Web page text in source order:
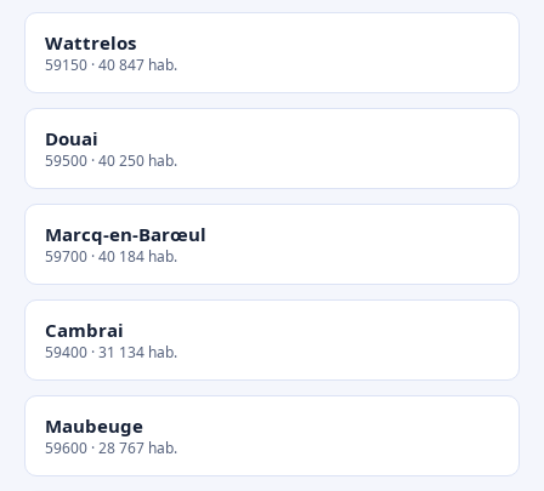
Wattrelos
59150 · 40 847 hab.
Douai
59500 · 40 250 hab.
Marcq-en-Barœul
59700 · 40 184 hab.
Cambrai
59400 · 31 134 hab.
Maubeuge
59600 · 28 767 hab.